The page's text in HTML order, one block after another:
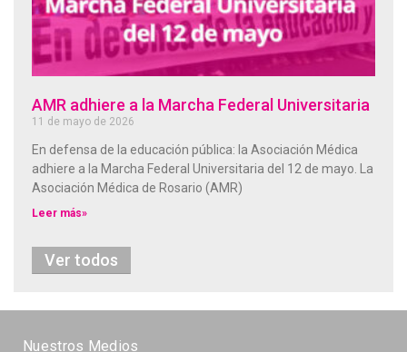
AMR adhiere a la Marcha Federal Universitaria
11 de mayo de 2026
En defensa de la educación pública: la Asociación Médica
adhiere a la Marcha Federal Universitaria del 12 de mayo. La
Asociación Médica de Rosario (AMR)
Leer más»
Ver todos
Nuestros Medios